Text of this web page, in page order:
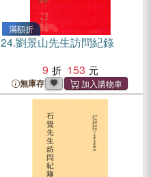
滿額折
24.劉景山先生訪問紀錄
9
153
無庫存